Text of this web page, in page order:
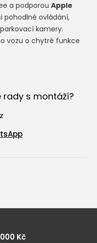
a podporou Apple
pohodlné ovládání,
kamery.
vozu o chytré funkce
s montáží?
Kč